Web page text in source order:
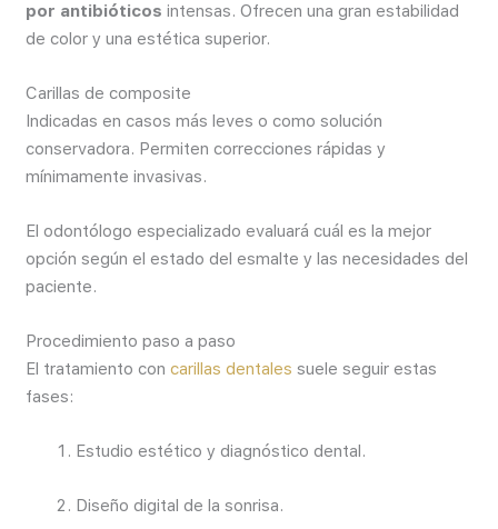
por antibióticos intensas. Ofrecen una gran estabilidad
de color y una estética superior.
Carillas de composite
Indicadas en casos más leves o como solución
conservadora. Permiten correcciones rápidas y
mínimamente invasivas.
El odontólogo especializado evaluará cuál es la mejor
opción según el estado del esmalte y las necesidades del
paciente.
Procedimiento paso a paso
El tratamiento concarillas dentales suele seguir estas
fases:
Estudio estético y diagnóstico dental.
Diseño digital de la sonrisa.